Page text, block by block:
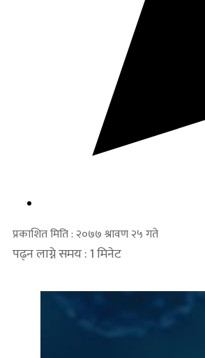
प्रकाशित मिति : २०७७ श्रावण २५ गते
पढ्न लाग्ने समय : 1 मिनेट